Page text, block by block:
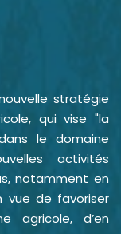
stratégie
qui vise "la
le domaine
activités
notamment en
vue de favoriser
agricole, d’en